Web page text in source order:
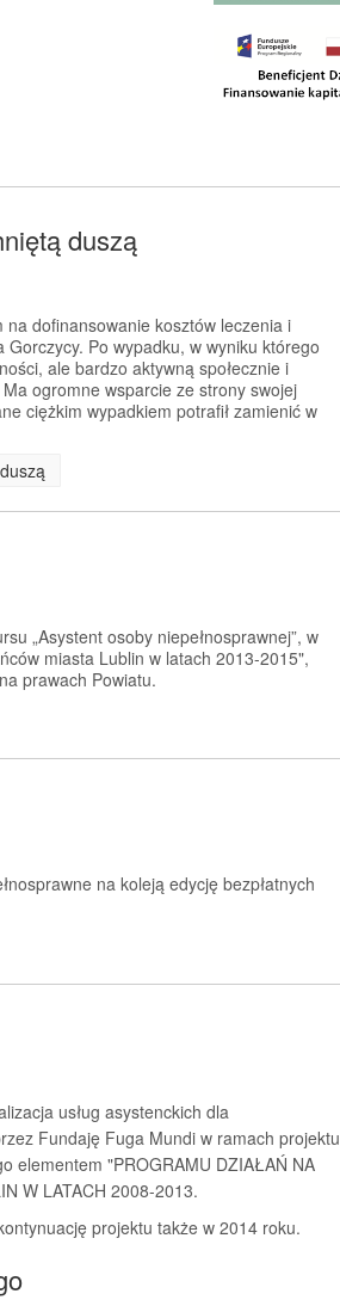
duszą
dofinansowanie kosztów leczenia i
Po wypadku, w wyniku którego
ale bardzo aktywną społecznie i
ogromne wsparcie ze strony swojej
ciężkim wypadkiem potrafił zamienić w
„Asystent osoby niepełnosprawnej”, w
miasta Lublin w latach 2013-2015",
prawach Powiatu.
na koleją edycję bezpłatnych
usług asystenckich dla
Fundaję Fuga Mundi w ramach projektu
elementem "PROGRAMU DZIAŁAŃ NA
W LATACH 2008-2013.
projektu także w 2014 roku.